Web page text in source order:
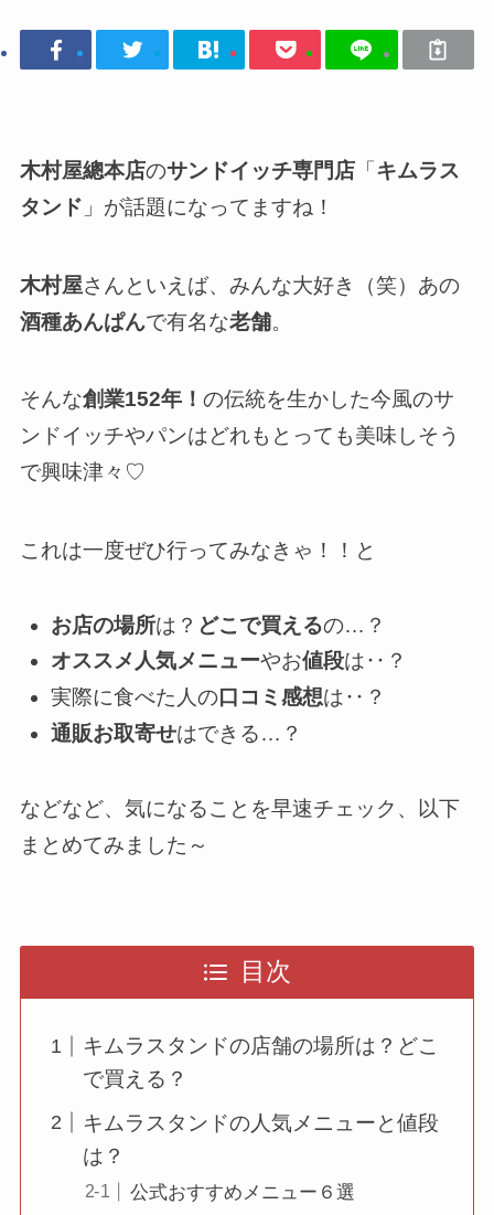
木村屋總本店のサンドイッチ専門店「 キムラス
タンド 」が話題になってますね！
木村屋さんといえば、みんな大好き（笑）あの
酒種あんぱんで有名な老舗。
そんな創業152年！ の伝統を生かした今風のサ
ンドイッチやパンはどれもとっても美味しそう
で興味津々♡
これは一度ぜひ行ってみなきゃ！！と
お店の場所は？ どこで買えるの…？
オススメ人気メニューやお値段は‥？
実際に食べた人の 口コミ感想は‥？
通販お取寄せはできる…？
などなど、気になることを早速チェック、以下
まとめてみました～
目次
キムラスタンドの店舗の場所は？どこ
で買える？
キムラスタンドの人気メニューと値段
は？
公式おすすめメニュー６選